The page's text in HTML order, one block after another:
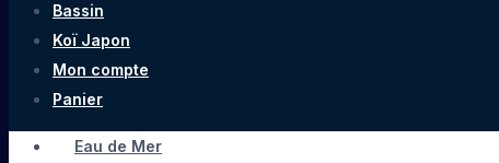
Bassin
Koï Japon
Mon compte
Panier
Eau de Mer